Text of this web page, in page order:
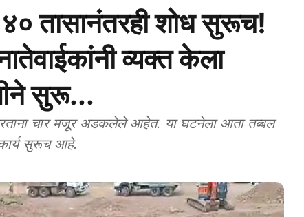
तासानंतरही शोध सुरूच!
व्यक्त केला
सुरू...
सुरूच आहे.